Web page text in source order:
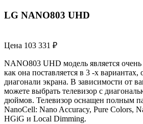
LG NANO803 UHD
Цена 103 331 ₽
NANO803 UHD модель является
как она поставляется в 3 -х
диагонали экрана. В зависимости от
можете выбрать телевизор с
дюймов. Телевизор оснащен полным
NanoCell: Nano Accuracy, Pure Colors,
HGiG и Local Dimming.